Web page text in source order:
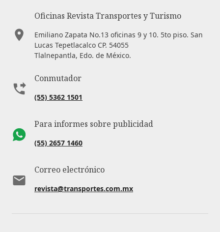
Oficinas Revista Transportes y Turismo
Emiliano Zapata No.13 oficinas 9 y 10. 5to piso. San
Lucas Tepetlacalco CP. 54055
Tlalnepantla, Edo. de México.
Conmutador
(55) 5362 1501
Para informes sobre publicidad
(55) 2657 1460
Correo electrónico
revista@transportes.com.mx